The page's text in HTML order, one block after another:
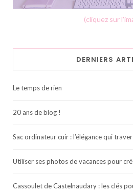
(cliquez sur
DERNIERS
Le temps de rien
20 ans de blog !
Sac ordinateur cuir : l’élégance qui
Utiliser ses photos de vacances pour
Cassoulet de Castelnaudary : les clés